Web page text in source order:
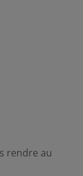
rendre au